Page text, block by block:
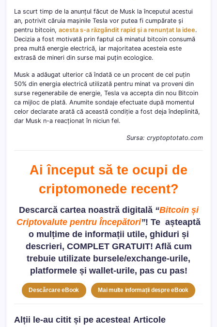
La scurt timp de la anunțul făcut de Musk la începutul acestui
an, potrivit căruia mașinile Tesla vor putea fi cumpărate și
pentru bitcoin, acesta s-a răzgândit rapid și a renunțat la idee.
Decizia a fost motivată prin faptul că minatul bitcoin consumă
prea multă energie electrică, iar majoritatea acesteia este
extrasă de mineri din surse mai puțin ecologice.
Musk a adăugat ulterior că îndată ce un procent de cel puțin
50% din energia electrică utilizată pentru minat va proveni din
surse regenerabile de energie, Tesla va accepta din nou Bitcoin
ca mijloc de plată. Anumite sondaje efectuate după momentul
celor declarate arată că această condiție a fost deja îndeplinită,
dar Musk n-a reacționat în niciun fel.
Sursa: cryptoptotato.com
Ai început să te ocupi de
criptomonede recent?
Descarcă cartea noastră digitală “Bitcoin și
Criptovalute pentru Începători”! Te așteaptă
o mulțime de informații utile, ghiduri și
descrieri, COMPLET GRATUIT! Află cum
trebuie utilizate bursele/exchange-urile,
platformele și wallet-urile, pas cu pas!
Descărcare eBook Mai multe informații despre eBook
Alții le-au citit și pe acestea! Articole